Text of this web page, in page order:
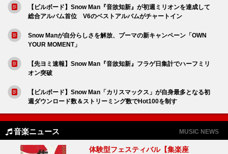
【ビルボード】Snow Man『音故知新』が初週ミリオンを達成して
総合アルバム首位 V6のベストアルバムがチャートイン
Snow Manが自分らしさを解放、プーマの新キャンペーン「OWN
YOUR MOMENT」
【先ヨミ速報】Snow Man『音故知新』フラゲ日集計でハーフミリ
オン突破
【ビルボード】Snow Man「カリスマックス」が自身最多となる初
週ダウンロード数＆ストリーミング数でHot100を制す
音楽ニュース MUSIC NEWS
体験型フェスティバル【集楽座